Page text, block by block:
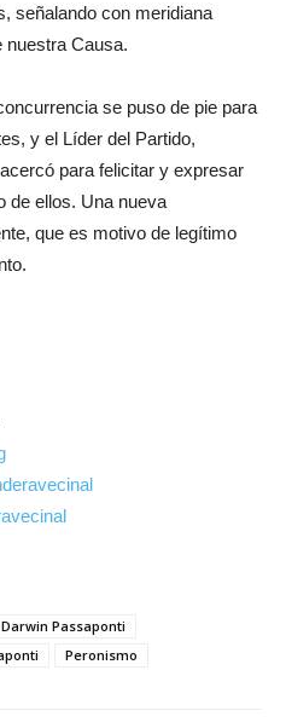
señalando con meridiana
nuestra Causa.
se puso de pie para
y el Líder del Partido,
para felicitar y expresar
de ellos. Una nueva
que es motivo de legítimo
Darwin Passaponti
Peronismo